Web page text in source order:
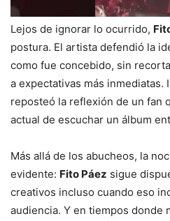
Lejos de ignorar lo ocurrido,
postura. El artista defendió la
como fue concebido, sin
a expectativas más
reposteó la reflexión de un fan
actual de escuchar un álbum
Más allá de los abucheos, la
evidente: Fito Páez sigue
creativos incluso cuando eso
audiencia. Y en tiempos donde